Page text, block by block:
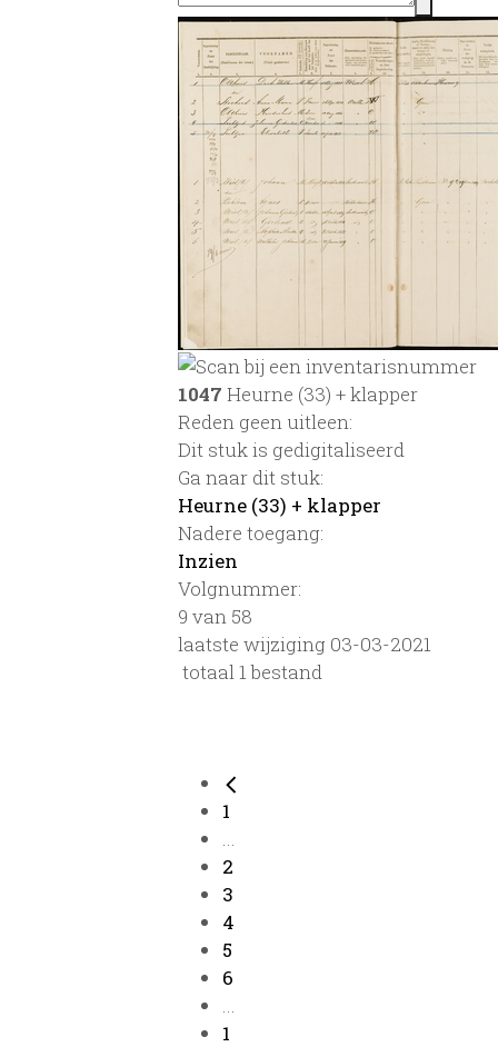
1047 Heurne (33) + klapper
Reden geen uitleen:
Dit stuk is gedigitaliseerd
Ga naar dit stuk:
Heurne (33) + klapper
Nadere toegang:
Inzien
Volgnummer:
9 van 58
laatste wijziging 03-03-2021
totaal 1 bestand
1
...
2
3
4
5
6
...
1